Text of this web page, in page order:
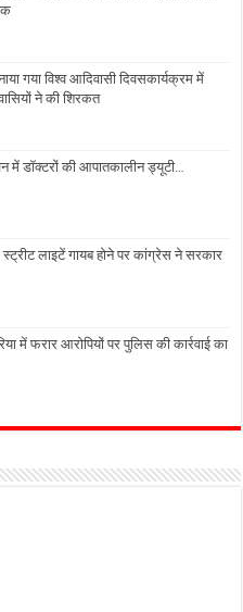
गया विश्व आदिवासी दिवसकार्यक्रम में
ने की शिरकत
में डॉक्टरों की आपातकालीन ड्यूटी…
लाइटें गायब होने पर कांग्रेस ने सरकार
में फरार आरोपियों पर पुलिस की कार्रवाई का